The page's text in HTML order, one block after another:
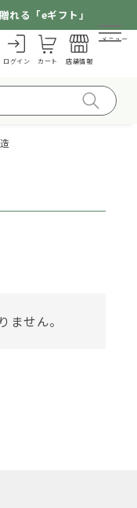
れる「eギフト」
ログイン カート 店舗情報
メニュー
ません。